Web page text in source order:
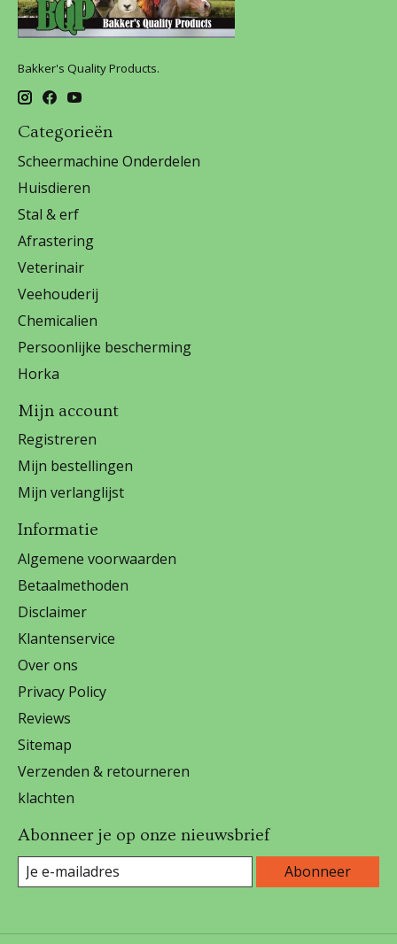
Bakker's Quality Products.
Categorieën
Scheermachine Onderdelen
Huisdieren
Stal & erf
Afrastering
Veterinair
Veehouderij
Chemicalien
Persoonlijke bescherming
Horka
Mijn account
Registreren
Mijn bestellingen
Mijn verlanglijst
Informatie
Algemene voorwaarden
Betaalmethoden
Disclaimer
Klantenservice
Over ons
Privacy Policy
Reviews
Sitemap
Verzenden & retourneren
klachten
Abonneer je op onze nieuwsbrief
Abonneer